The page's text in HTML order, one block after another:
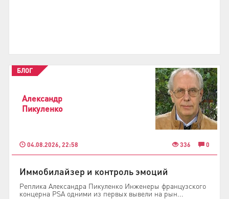
Александр
Пикуленко
04.08.2026, 22:58 336 0
БЛОГ
Иммобилайзер и контроль эмоций
Реплика Александра Пикуленко Инженеры французского
концерна PSA одними из первых вывели на рын...